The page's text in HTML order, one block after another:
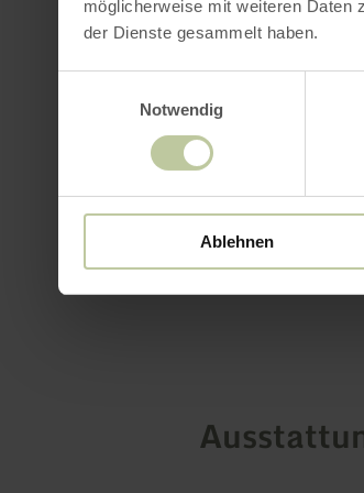
möglicherweise mit weiteren Daten
der Dienste gesammelt haben.
Notwendig
Ablehnen
sprechen Sie die
mehr erfahren